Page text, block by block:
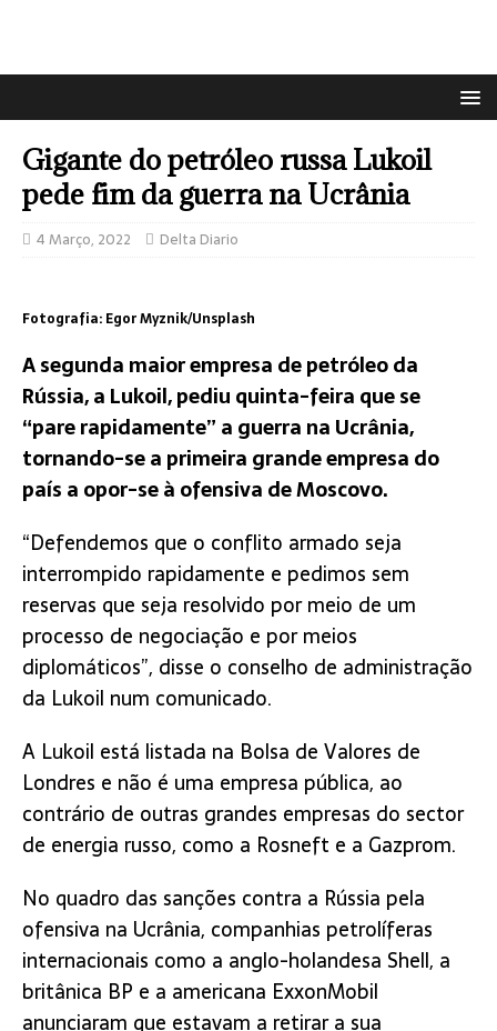
Gigante do petróleo russa Lukoil
pede fim da guerra na Ucrânia
4 Março, 2022 Delta Diario
Fotografia: Egor Myznik/Unsplash
A segunda maior empresa de petróleo da
Rússia, a Lukoil, pediu quinta-feira que se
“pare rapidamente” a guerra na Ucrânia,
tornando-se a primeira grande empresa do
país a opor-se à ofensiva de Moscovo.
“Defendemos que o conflito armado seja
interrompido rapidamente e pedimos sem
reservas que seja resolvido por meio de um
processo de negociação e por meios
diplomáticos”, disse o conselho de administração
da Lukoil num comunicado.
A Lukoil está listada na Bolsa de Valores de
Londres e não é uma empresa pública, ao
contrário de outras grandes empresas do sector
de energia russo, como a Rosneft e a Gazprom.
No quadro das sanções contra a Rússia pela
ofensiva na Ucrânia, companhias petrolíferas
internacionais como a anglo-holandesa Shell, a
britânica BP e a americana ExxonMobil
anunciaram que estavam a retirar a sua